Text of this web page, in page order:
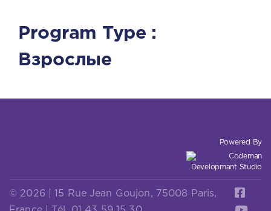
Program Type :
Взрослые
Powered By
© 2026 | 15 Rue Jean Goujon, 75008 Paris,